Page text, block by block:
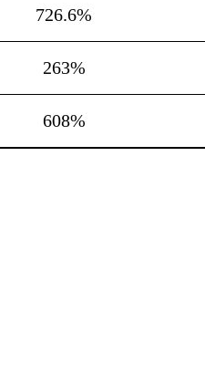
726.6%
263%
608%